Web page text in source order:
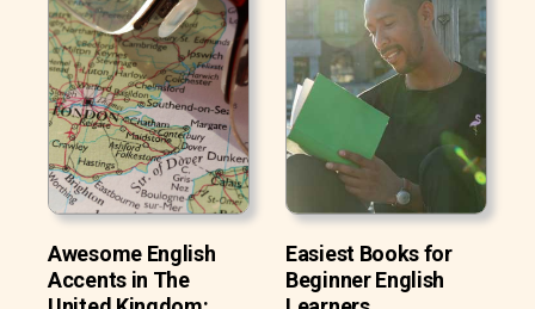
Awesome English
Accents in The
Easiest Books for
Beginner English